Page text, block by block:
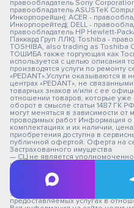
правообладатель Sony
правообладатель ASUSTeK
Инкорпорейшн); ACER -
Инкорпорейтед); DELL -
правообладатель HP Hewlett-
Паккард Груп ЛЛК); Toshiba -
TOSHIBA, also trading as
ТОШИБА также торгующая как
используется с целью описания
производятся услуги по ремонту
«PEDANT».Услуги оказываются в
центрах «PEDANT», не
товарных знаков и/или с ее
отношении товаров, которые
оборот в смысле статьи 1487 ГК
могут меняться в зависимости от
проводимых работ Информация о
комплектациях и их наличии,
приобретения доступна в
публичной офертой. Оферта на
Застрахованного имущества
— СЦ не является
импортера, изготовителя.
— СЦ "Педант" не является
— Обозначение используется не
соответствующих услуг по
заблуждение, а с целью
предоставляемых услугах в